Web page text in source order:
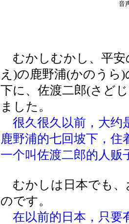
むかしむかし、平安
え)の鹿野浦(かのうら
下に、佐渡二郎(さど
ました。
很久很久以前，大约
鹿野浦的七回坡下，住
一个叫佐渡二郎的人贩
むかしは日本でも、
のです。
在以前的日本，只要